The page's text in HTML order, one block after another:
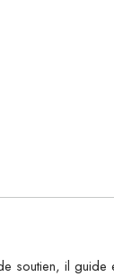
soutien, il guide